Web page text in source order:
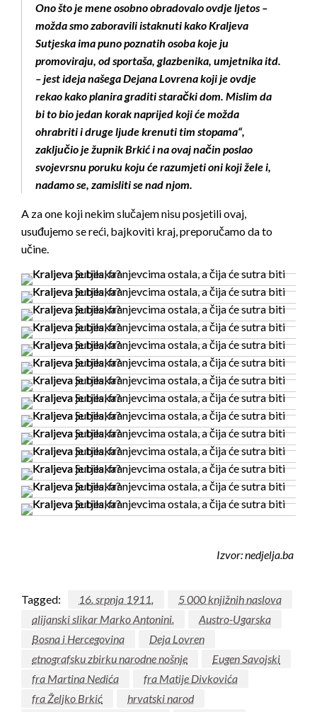
Ono što je mene osobno obradovalo ovdje ljetos –
možda smo zaboravili istaknuti kako Kraljeva
Sutjeska ima puno poznatih osoba koje ju
promoviraju, od sportaša, glazbenika, umjetnika itd.
– jest ideja našega Dejana Lovrena koji je ovdje
rekao kako planira graditi starački dom. Mislim da
bi to bio jedan korak naprijed koji će možda
ohrabriti i druge ljude krenuti tim stopama“,
zaključio je župnik Brkić i na ovaj način poslao
svojevrsnu poruku koju će razumjeti oni koji žele i,
nadamo se, zamisliti se nad njom.
A za one koji nekim slučajem nisu posjetili ovaj,
usuđujemo se reći, bajkoviti kraj, preporučamo da to
učine.
Izvor: nedjelja.ba
Tagged: 16. srpnja 1911.
5 000 knjižnih naslova
alijanski slikar Marko Antonini.
Austro-Ugarska
Bosna i Hercegovina
Deja Lovren
etnografsku zbirku narodne nošnje
Eugen Savojski
fra Martina Nedića
fra Matije Divkovića
fra Željko Brkić
hrvatski narod